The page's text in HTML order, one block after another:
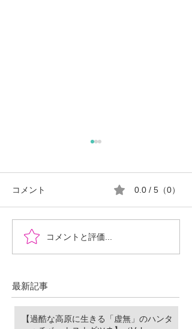
『時を超えた、ふたりの
物語』あなたの心に小さ
に。Time began to flow again
コメント 0.0 / 5（0）
コメントと評価...
最新記事
【過酷な高原に生きる「虚無」のハンタ